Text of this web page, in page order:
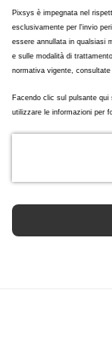
Pixsys è impegnata nel
esclusivamente per l'invio
essere annullata in qualsiasi
e sulle modalità di
normativa vigente,
Facendo clic sul pulsante
utilizzare le informazioni per